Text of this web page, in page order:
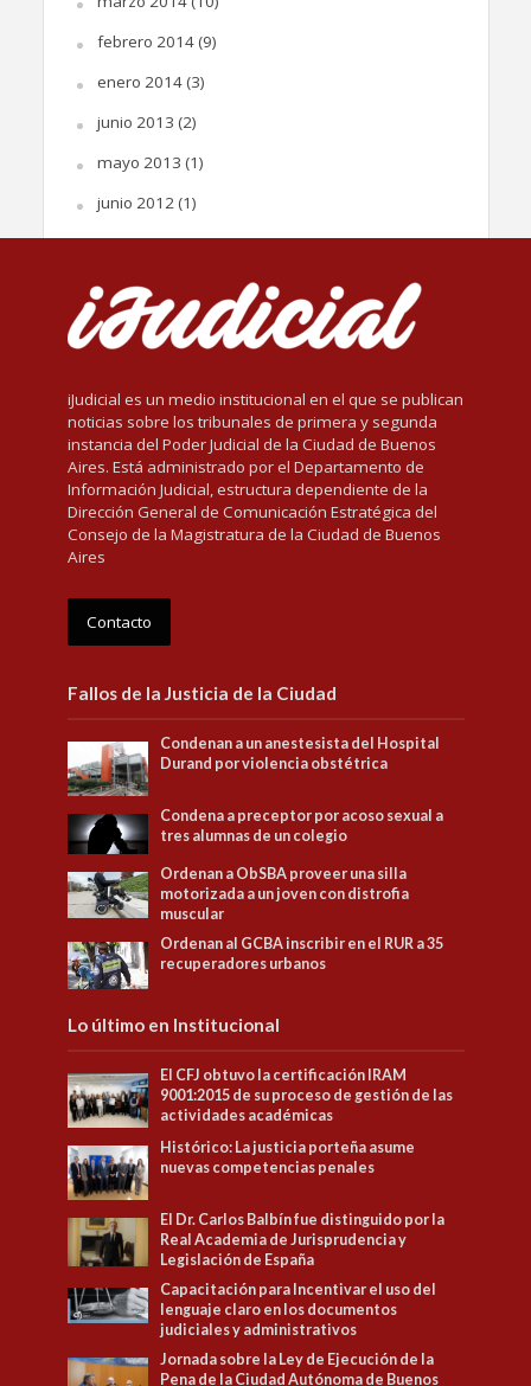
febrero 2014(9)
enero 2014(3)
junio 2013 (2)
mayo 2013 (1)
junio 2012(1)
iJudicial es un medio institucional en el que se publican
noticias sobre los tribunales de primera y segunda
instancia del Poder Judicial de la Ciudad de Buenos
Aires. Está administrado por el Departamento de
Información Judicial, estructura dependiente de la
Dirección General de Comunicación Estratégica del
Consejo de la Magistratura de la Ciudad de Buenos
Aires
Contacto
Fallos de la Justicia de la Ciudad
Condenan a un anestesista del Hospital
Durand por violencia obstétrica
Condena a preceptor por acoso sexual a
tres alumnas de un colegio
Ordenan a ObSBA proveer una silla
motorizada a un joven con distrofia
muscular
Ordenan al GCBA inscribir en el RUR a 35
recuperadores urbanos
Lo último en Institucional
El CFJ obtuvo la certificación IRAM
9001:2015 de su proceso de gestión de las
actividades académicas
Histórico: La justicia porteña asume
nuevas competencias penales
El Dr. Carlos Balbín fue distinguido por la
Real Academia de Jurisprudencia y
Legislación de España
Capacitación para Incentivar el uso del
lenguaje claro en los documentos
judiciales y administrativos
Jornada sobre la Ley de Ejecución de la
Pena de la Ciudad Autónoma de Buenos